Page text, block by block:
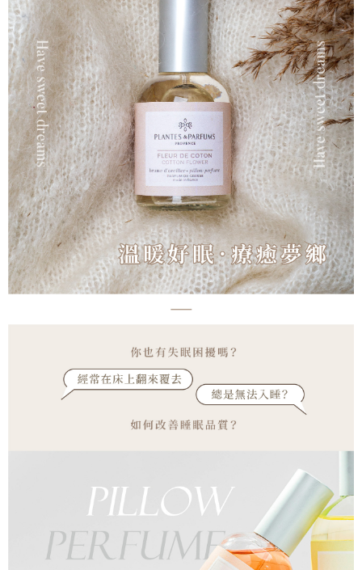
後付繳納相關費用。
※ 交易是否成功請以「AFTEE先享後付 」之結帳頁面顯示為準，若有關於
是否繳費成功／繳費後需取消欲退款等相關疑問，請聯繫「AFTEE先享後付
客戶支援中心」https://netprotections.freshdesk.com/support/home
【注意事項】
１．透過由恩沛科技股份有限公司提供之「AFTEE先享後付」服務完成之交
易，需依本服務之必要範圍內提供個人資料，並將交易相關給付款項請求債
權轉讓予恩沛科技股份有限公司。
２．關於個人資料處理事宜，請瀏覽以下網址：
https://aftee.tw/terms/#terms3
３．未成年的使用者請事先徵得法定代理人或監護人之同意方可使用
「AFTEE先享後付」，若未經同意申辦者引起之損失，本公司不負相關責
任。
４．使用「AFTEE先享後付」時，將依據個別帳號之用戶狀況，依本公司即
時審查核予不同之上限額度；若仍有額度不足之情形，本公司將視審查結果
請求用戶進行身份認證。
５．嚴禁一人註冊多個帳號或使用他人資訊註冊。若發現惡意使用之情形，
恩沛科技股份有限公司將有權停止該用戶之使用額度並採取法律行動。
每筆NT$60，滿NT$800(含以上)免運費
宅配物流
每筆NT$100，滿NT$1,000(含以上)免運費